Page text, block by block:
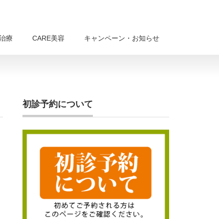
療 CARE美容 キャンペーン・お知らせ
初診予約について